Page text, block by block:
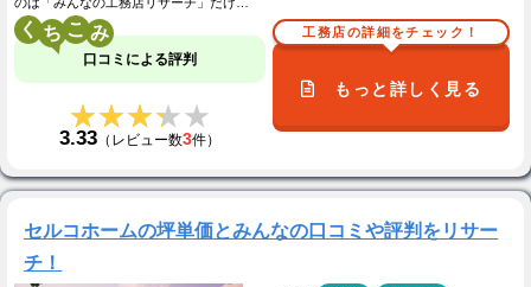
く こ
口コミによる評判
★★★★★
★★★★★
3.33 （レビュー数3件）
工務店の詳細をチェック！
もっと詳しく見る
セルコホームの坪単価とみんなの口コミや評判をリサー
チ！